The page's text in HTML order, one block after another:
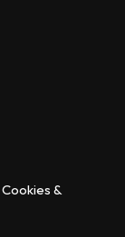
Cookies &